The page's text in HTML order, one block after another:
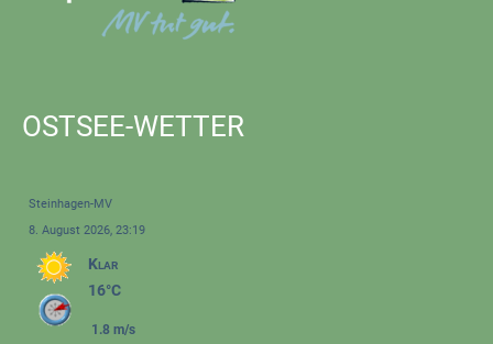
OSTSEE-WETTER
Steinhagen-MV
8. August 2026, 23:19
Klar
16°C
1.8 m/s